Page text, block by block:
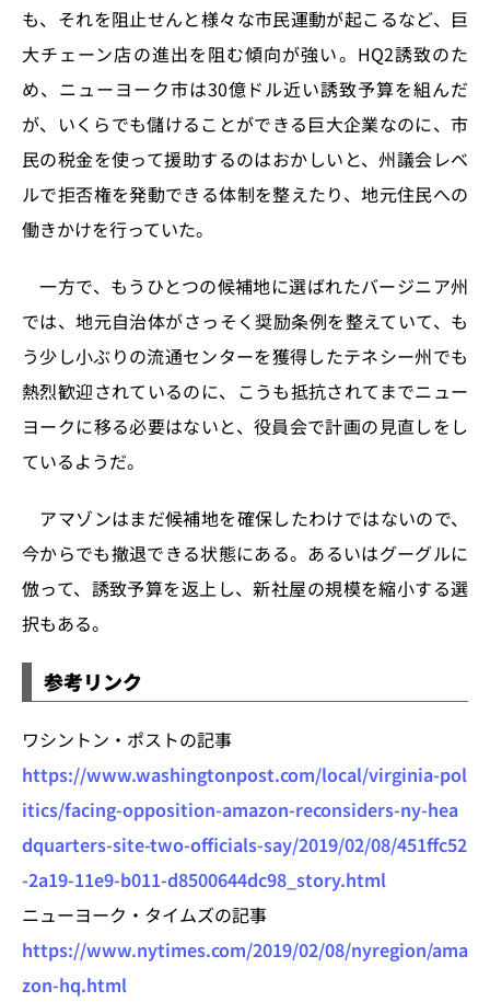
も、それを阻止せんと様々な市民運動が起こるなど、巨
大チェーン店の進出を阻む傾向が強い。HQ2誘致のた
め、ニューヨーク市は30億ドル近い誘致予算を組んだ
が、いくらでも儲けることができる巨大企業なのに、市
民の税金を使って援助するのはおかしいと、州議会レベ
ルで拒否権を発動できる体制を整えたり、地元住民への
働きかけを行っていた。
一方で、もうひとつの候補地に選ばれたバージニア州
では、地元自治体がさっそく奨励条例を整えていて、も
う少し小ぶりの流通センターを獲得したテネシー州でも
熱烈歓迎されているのに、こうも抵抗されてまでニュー
ヨークに移る必要はないと、役員会で計画の見直しをし
ているようだ。
アマゾンはまだ候補地を確保したわけではないので、
今からでも撤退できる状態にある。あるいはグーグルに
倣って、誘致予算を返上し、新社屋の規模を縮小する選
択もある。
参考リンク
ワシントン・ポストの記事
https://www.washingtonpost.com/local/virginia-pol
itics/facing-opposition-amazon-reconsiders-ny-hea
dquarters-site-two-officials-say/2019/02/08/451ffc52
-2a19-11e9-b011-d8500644dc98_story.html
ニューヨーク・タイムズの記事
https://www.nytimes.com/2019/02/08/nyregion/ama
zon-hq.html